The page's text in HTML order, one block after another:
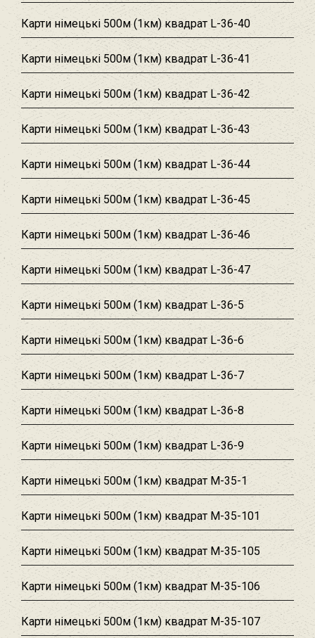
Карти німецькі 500м (1км) квадрат L-36-40
Карти німецькі 500м (1км) квадрат L-36-41
Карти німецькі 500м (1км) квадрат L-36-42
Карти німецькі 500м (1км) квадрат L-36-43
Карти німецькі 500м (1км) квадрат L-36-44
Карти німецькі 500м (1км) квадрат L-36-45
Карти німецькі 500м (1км) квадрат L-36-46
Карти німецькі 500м (1км) квадрат L-36-47
Карти німецькі 500м (1км) квадрат L-36-5
Карти німецькі 500м (1км) квадрат L-36-6
Карти німецькі 500м (1км) квадрат L-36-7
Карти німецькі 500м (1км) квадрат L-36-8
Карти німецькі 500м (1км) квадрат L-36-9
Карти німецькі 500м (1км) квадрат M-35-1
Карти німецькі 500м (1км) квадрат M-35-101
Карти німецькі 500м (1км) квадрат M-35-105
Карти німецькі 500м (1км) квадрат M-35-106
Карти німецькі 500м (1км) квадрат M-35-107